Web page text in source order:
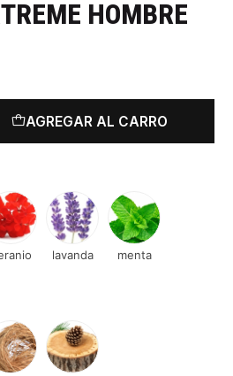
HOMBRE
AGREGAR AL CARRO
lavanda menta